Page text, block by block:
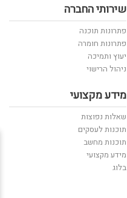
שירותי החברה
פתרונות תוכנה
פתרונות חומרה
יעוץ ותמיכה
ניהול הרישוי
מידע מקצועי
שאלות נפוצות
תוכנות לעסקים
תוכנות מחשב
מידע מקצועי
בלוג